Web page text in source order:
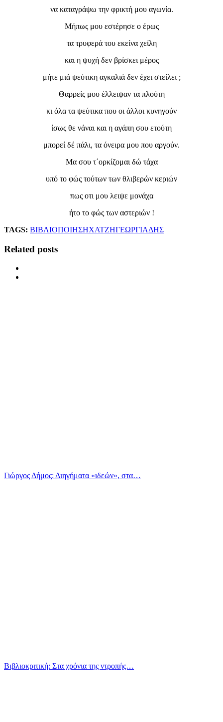
να καταγράψω την φρικτή μου αγωνία.
Μήπως μου εστέρησε ο έρως
τα τρυφερά του εκείνα χείλη
και η ψυχή δεν βρίσκει μέρος
μήτε μιά ψεύτικη αγκαλιά δεν έχει στείλει ;
Θαρρείς μου έλλειψαν τα πλούτη
κι όλα τα ψεύτικα που οι άλλοι κυνηγούν
ίσως θε νάναι και η αγάπη σου ετούτη
μπορεί δέ πάλι, τα όνειρα μου που αργούν.
Μα σου τ΄ορκίζομαι δώ τάχα
υπό το φώς τούτων των θλιβερών κεριών
πως οτι μου λειψε μονάχα
ήτο το φώς των αστεριών !
TAGS: ΒΙΒΛΙΟΠΟΙΗΣΗΧΑΤΖΗΓΕΩΡΓΙΑΔΗΣ
Related posts
Γιώργος Δήμος: Διηγήματα «ιδεών», στα…
Βιβλιοκριτική: Στα χρόνια της ντροπής…